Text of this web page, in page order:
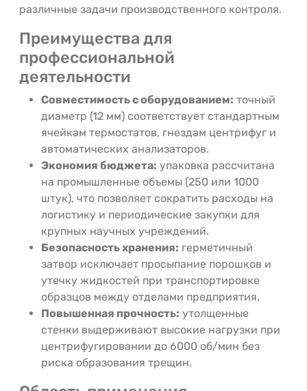
различные задачи производственного контроля.
Преимущества для
профессиональной
деятельности
Совместимость с оборудованием: точный
диаметр (12 мм) соответствует стандартным
ячейкам термостатов, гнездам центрифуг и
автоматических анализаторов.
Экономия бюджета: упаковка рассчитана
на промышленные объемы (250 или 1000
штук), что позволяет сократить расходы на
логистику и периодические закупки для
крупных научных учреждений.
Безопасность хранения: герметичный
затвор исключает просыпание порошков и
утечку жидкостей при транспортировке
образцов между отделами предприятия.
Повышенная прочность: утолщенные
стенки выдерживают высокие нагрузки при
центрифугировании до 6000 об/мин без
риска образования трещин.